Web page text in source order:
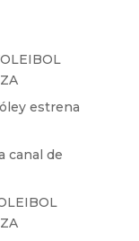
estrena
canal de